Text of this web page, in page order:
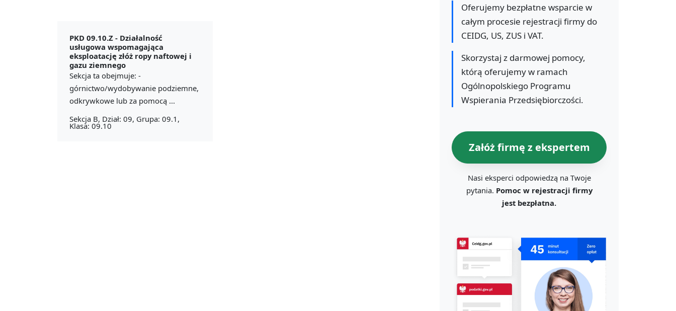
PKD 09.10.Z - Działalność
usługowa wspomagająca
eksploatację złóż ropy naftowej i
gazu ziemnego
Sekcja ta obejmuje: -
górnictwo/wydobywanie podziemne,
odkrywkowe lub za pomocą ...
Sekcja B, Dział: 09, Grupa: 09.1,
Klasa: 09.10
Oferujemy bezpłatne wsparcie w
całym procesie rejestracji firmy do
CEIDG, US, ZUS i VAT.
Skorzystaj z darmowej pomocy,
którą oferujemy w ramach
Ogólnopolskiego Programu
Wspierania Przedsiębiorczości.
Załóż firmę z ekspertem
Nasi eksperci odpowiedzą na Twoje
pytania. Pomoc w rejestracji firmy
jest bezpłatna.